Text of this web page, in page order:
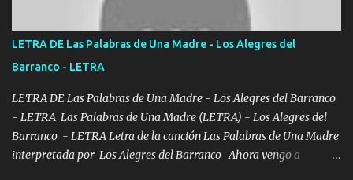
POR CLAVE ES EL CALI 4 EN LA CIUDAD TIJUANA Música Al
tirante andamos mi carnal atento a cualquier necesidad no porque
se ve limpio el camino nos confiamos al andar y nunca con la
misma piedra me vuelvo a tropezar Cuando ando de enamorado
en corto me tiró a per...
LETRA DE Las Palabras de Una Madre - Los Alegres del
Barranco - LETRA
LETRA DE Las Palabras de Una Madre - Los Alegres del Barranco
- LETRA Las Palabras de Una Madre (LETRA) - Los Alegres del
Barranco - LETRA Letra de la canción Las Palabras de Una Madre
interpretada por Los Alegres del Barranco Ahora vengo a